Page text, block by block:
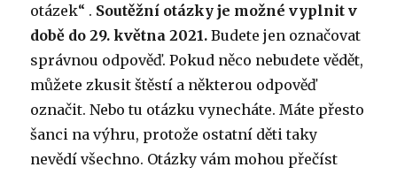
otázek“ . Soutěžní otázky je možné vyplnit v
době do 29. května 2021. Budete jen označovat
správnou odpověď. Pokud něco nebudete vědět,
můžete zkusit štěstí a některou odpověď
označit. Nebo tu otázku vynecháte. Máte přesto
šanci na výhru, protože ostatní děti taky
nevědí všechno. Otázky vám mohou přečíst